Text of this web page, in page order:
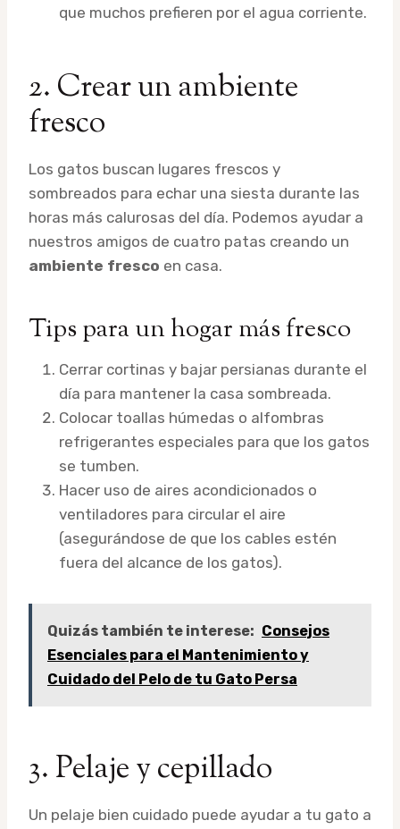
que muchos prefieren por el agua corriente.
2. Crear un ambiente
fresco
Los gatos buscan lugares frescos y
sombreados para echar una siesta durante las
horas más calurosas del día. Podemos ayudar a
nuestros amigos de cuatro patas creando un
ambiente fresco en casa.
Tips para un hogar más fresco
Cerrar cortinas y bajar persianas durante el
día para mantener la casa sombreada.
Colocar toallas húmedas o alfombras
refrigerantes especiales para que los gatos
se tumben.
Hacer uso de aires acondicionados o
ventiladores para circular el aire
(asegurándose de que los cables estén
fuera del alcance de los gatos).
Quizás también te interese: Consejos
Esenciales para el Mantenimiento y
Cuidado del Pelo de tu Gato Persa
3. Pelaje y cepillado
Un pelaje bien cuidado puede ayudar a tu gato a